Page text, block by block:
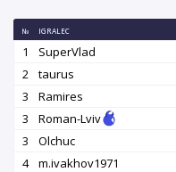
№ IGRALEC
1 SuperVlad
2
taurus
3
Ramires
3
Roman-Lviv
3
Olchuc
4
m.ivakhov1971